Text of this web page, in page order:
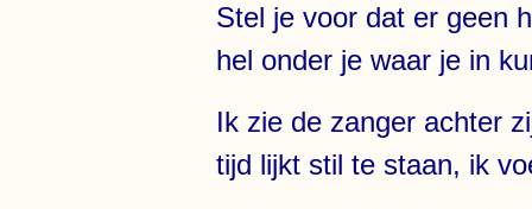
Stel je voor dat er geen
hel onder je waar je in
Ik zie de zanger achter
tijd lijkt stil te staan, ik